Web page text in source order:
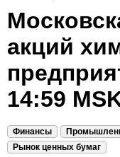
акций
14:59
Финансы
Рынок ценных бумаг